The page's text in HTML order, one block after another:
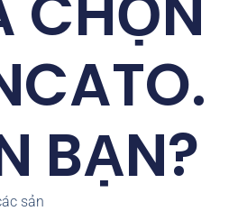
BẠN?
sản